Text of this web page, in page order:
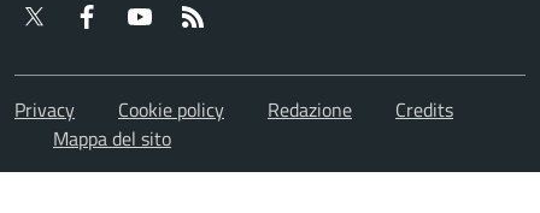
Twitter Facebook YouTube
Privacy Cookie policy Redazione
Credits
Mappa del sito